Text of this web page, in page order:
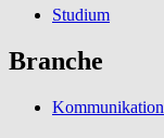
Studium
Branche
Kommunikation